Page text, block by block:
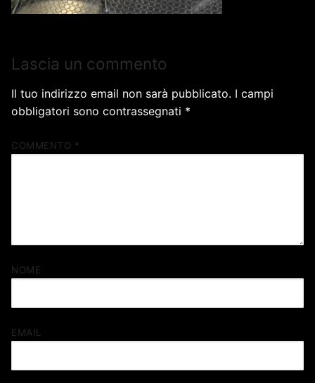
Lascia un commento
Il tuo indirizzo email non sarà pubblicato. I campi
obbligatori sono contrassegnati *
COMMENTO *
NOME
EMAIL